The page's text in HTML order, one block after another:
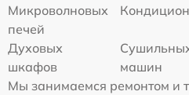
Микроволновых
печей
Духовых
шкафов
машин
Мы занимаемся ремонтом и